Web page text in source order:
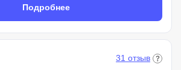
Подробнее
31 отзыв